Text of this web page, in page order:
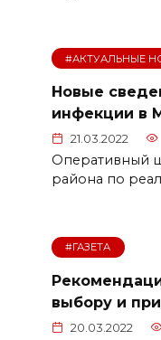
#АКТУАЛЬНЫЕ
Новые
инфекции в
21.03.2022
Оперативный
района по
#ГАЗЕТА
выбору и
20.03.2022